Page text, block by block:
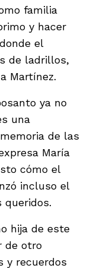
familia
y hacer
el
de ladrillos,
Martínez.
ya no
una
de las
María
cómo el
incluso el
queridos.
hija de este
de otro
y recuerdos